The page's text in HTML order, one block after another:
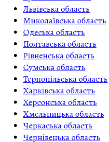
Львівська область
Миколаївська область
Одеська область
Полтавська область
Рівненська область
Сумська область
Тернопільська область
Харківська область
Херсонська область
Хмельницька область
Черкаська область
Чернівецька область